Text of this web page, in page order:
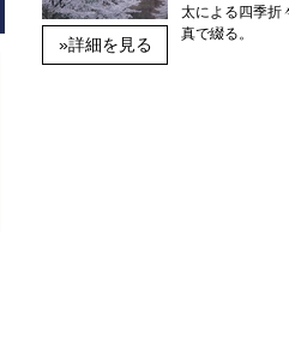
»詳細を見る
太による四季折
真で綴る。